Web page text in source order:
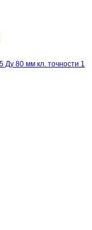
Ду 80 мм кл. точности 1